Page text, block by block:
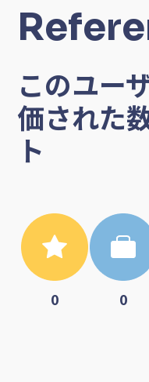
このユー
価された
ト
0 0